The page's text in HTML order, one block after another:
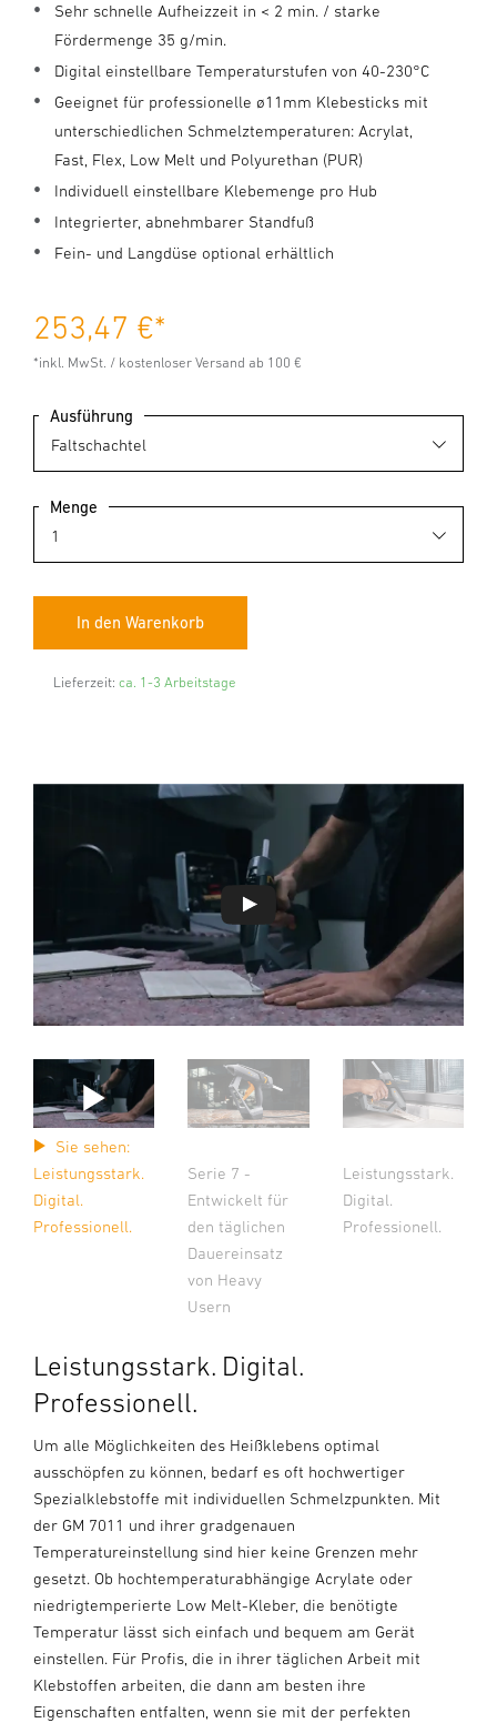
Sehr schnelle Aufheizzeit in < 2 min. / starke
Fördermenge 35 g/min.
Digital einstellbare Temperaturstufen von 40-230°C
Geeignet für professionelle ø11mm Klebesticks mit
unterschiedlichen Schmelztemperaturen: Acrylat,
Fast, Flex, Low Melt und Polyurethan (PUR)
Individuell einstellbare Klebemenge pro Hub
Integrierter, abnehmbarer Standfuß
Fein- und Langdüse optional erhältlich
253,47 €*
*inkl. MwSt. / kostenloser Versand ab 100 €
Ausführung
Menge
Lieferzeit: ca. 1-3 Arbeitstage
Sie sehen:
Leistungsstark.
Digital.
Professionell.
Serie 7 -
Entwickelt für
den täglichen
Dauereinsatz
von Heavy
Usern
Leistungsstark.
Digital.
Professionell.
Leistungsstark. Digital.
Professionell.
Um alle Möglichkeiten des Heißklebens optimal
ausschöpfen zu können, bedarf es oft hochwertiger
Spezialklebstoffe mit individuellen Schmelzpunkten. Mit
der GM 7011 und ihrer gradgenauen
Temperatureinstellung sind hier keine Grenzen mehr
gesetzt. Ob hochtemperaturabhängige Acrylate oder
niedrigtemperierte Low Melt-Kleber, die benötigte
Temperatur lässt sich einfach und bequem am Gerät
einstellen. Für Profis, die in ihrer täglichen Arbeit mit
Klebstoffen arbeiten, die dann am besten ihre
Eigenschaften entfalten, wenn sie mit der perfekten